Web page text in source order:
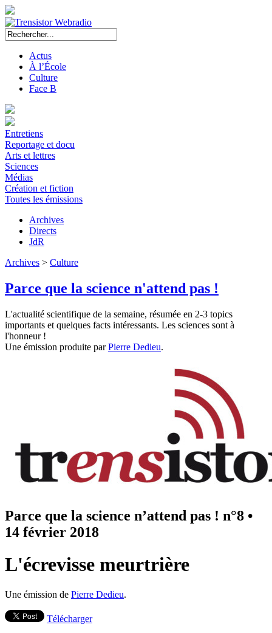
Actus
À l’École
Culture
Face B
Entretiens
Reportage et docu
Arts et lettres
Sciences
Médias
Création et fiction
Toutes les émissions
Archives
Directs
JdR
Archives > Culture
Parce que la science n'attend pas !
L'actualité scientifique de la semaine, résumée en 2-3 topics
importants et quelques facts intéressants. Les sciences sont à
l'honneur !
Une émission produite parPierre Dedieu.
Parce que la science n’attend pas ! n°8 •
14 février 2018
L'écrevisse meurtrière
Une émission de Pierre Dedieu.
Télécharger